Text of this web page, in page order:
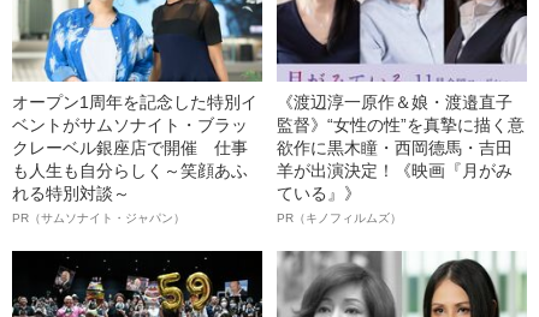
オープン1周年を記念した特別イ
ベントがサムソナイト・ブラッ
クレーベル銀座店で開催 仕事
も人生も自分らしく～笑顔あふ
れる特別対談～
PR（サムソナイト・ジャパン）
《渡辺淳一原作＆娘・渡邉直子
監督》“女性の性”を真摯に描く意
欲作に黒木瞳・西岡德馬・吉田
羊が出演決定！《映画『月がみ
ている』》
PR（キノフィルムズ）